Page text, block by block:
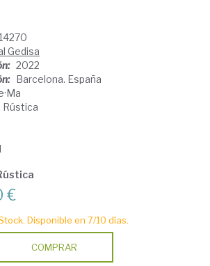
Gedisa
2022
Barcelona. España
Rústica
€
Disponible en 7/10 días.
COMPRAR